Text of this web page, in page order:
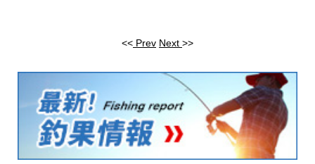
<< Prev Next >>